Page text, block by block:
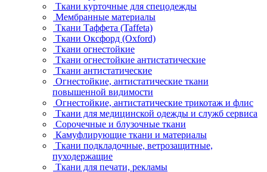
Ткани курточные для спецодежды
Мембранные материалы
Ткани Таффета (Taffeta)
Ткани Оксфорд (Oxford)
Ткани огнестойкие
Ткани огнестойкие антистатические
Ткани антистатические
Огнестойкие, антистатические ткани
повышенной видимости
Огнестойкие, антистатические трикотаж и флис
Ткани для медицинской одежды и служб сервиса
Сорочечные и блузочные ткани
Камуфлирующие ткани и материалы
Ткани подкладочные, ветрозащитные,
пуходержащие
Ткани для печати, рекламы